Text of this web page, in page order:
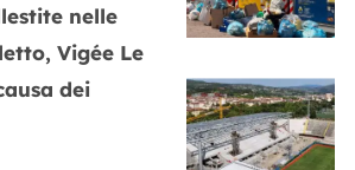
nelle
Vigée Le
dei